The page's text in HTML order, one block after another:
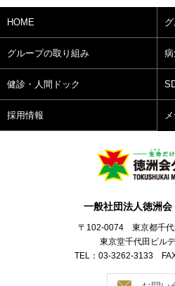
HOME
グループの取り組み
健診・人間ドック
採用情報
一般社団法人徳洲
〒102-0074 東京都千代
東京堂千代田ビル
TEL：03-3262-3133